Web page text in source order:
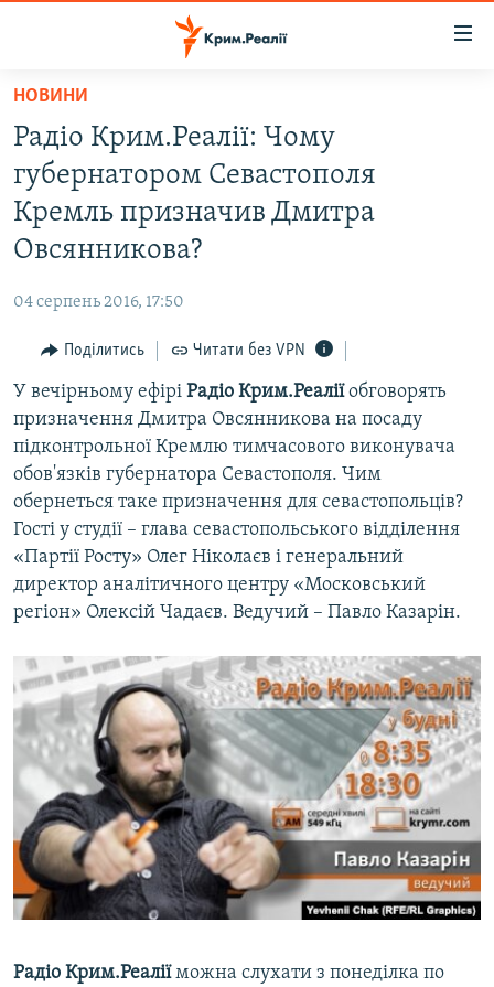
Перейти
основного
матеріалу
Перейти
до
основної
Перейти
пошуку
ВОДА.КРИМ
ВІДЕО ТА ФОТО
ПОЛІТИКА
ПОГЛЯД
ІНТЕРВ'Ю
ВСЕ ЗА ДЕНЬ
СПЕЦПРОЕКТИ
ДЕПОРТАЦІЯ
ВІДЕОУРОКИ «ELIFBE»
СВІДЧЕННЯ ОКУПАЦІЇ
УКРАЇНСЬКА ПРОБЛЕМА КРИМУ
ЯК ОБІЙТИ БЛОКУВАННЯ
Русский
Qırımtatar
Усі сайти RFE/RL
НОВИНИ
Радіо Крим.Реалії: Чому
губернатором Севастополя
Кремль призначив Дмитра
Овсянникова?
04 серпень 2016, 17:50
Поділитись Читати без VPN
У вечірньому ефірі Радіо Крим.Реаліїобговорять
призначення Дмитра Овсянникова на посаду
підконтрольної Кремлю тимчасового виконувача
обов'язків губернатора Севастополя. Чим
обернеться таке призначення для севастопольців?
Гості у студії – глава севастопольського відділення
«Партії Росту» Олег Ніколаєв і генеральний
директор аналітичного центру «Московський
регіон» Олексій Чадаєв. Ведучий – Павло Казарін.
Радіо Крим.Реаліїможна слухати з понеділка по